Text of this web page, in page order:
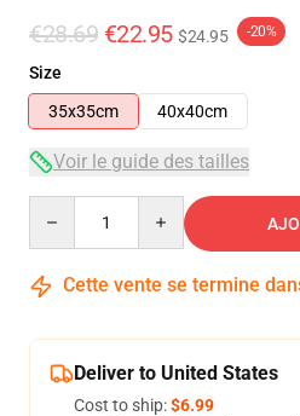
€28.69 €22.95 $24.95 -20%
Size
35x35cm
40x40cm
Voir le guide des tailles
Cette vente se termine
Deliver to United States
Cost to ship:$6.99